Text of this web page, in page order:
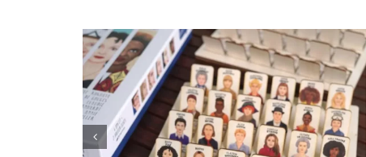
Stress chronique : quand le corps reste en
alerte